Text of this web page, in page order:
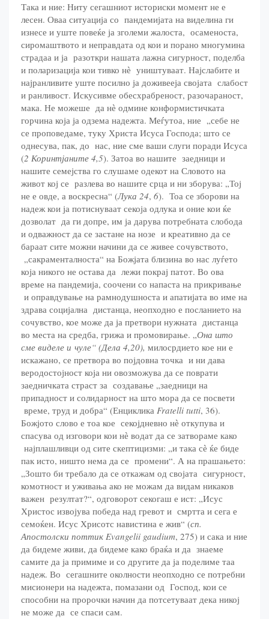
Така и ние: Ниту сегашниот историски момент не е
лесен. Оваа ситуација со пандемијата на виделина ги
изнесе и уште повеќе ја зголеми жалоста, осаменоста,
сиромаштвото и неправдата од кои и порано многумина
страдаа и ја разоткри нашата лажна сигурност, поделба
и поларизација кои тивко нѐ уништуваат. Најслабите и
најранливите уште посилно ја доживееја својата слабост
и ранливост. Искусивме обесхрабреност, разочараност,
мака. Не можеше да нѐ одмине конформистичката
горчина која ја одзема надежта. Меѓутоа, ние „себе не
се проповедаме, туку Христа Исуса Господа; што се
однесува, пак, до нас, ние сме ваши слуги поради Исуса
(2 Коринтјаните 4,5). Затоа во нашите заедници и
нашите семејства го слушаме одекот на Словото на
живот кој се разлева во нашите срца и ни зборува: „Тој
не е овде, а воскресна“ (Лука 24, 6). Тоа се зборови на
надеж кои ја потиснуваат секоја одлука и оние кои ќе
дозволат да ги допре, им ја дарува потребната слобода
и одважност да се застане на нозе и креативно да се
бараат сите можни начини да се живее сочувството,
„сакраменталноста“ на Божјата близина во нас луѓето
која никого не остава да лежи покрај патот. Во ова
време на пандемија, соочени со напаста на прикривање
и оправдување на рамнодушноста и апатијата во име на
здрава социјална дистанца, неопходно е посланието на
сочувство, кое може да ја претвори нужната дистанца
во места на средба, грижа и промовирање. „Она што
сме виделе и чуле“ (Дела 4,20), милосрдието кое ни е
искажано, се претвора во појдовна точка и ни дава
веродостојност која ни овозможува да се поврати
заедничката страст за создавање „заедници на
припадност и солидарност на што мора да се посвети
време, труд и добра“ (Енциклика Fratelli tutti, 36).
Божјото слово е тоа кое секојдневно нѐ откупува и
спасува од изговори кои нѐ водат да се затвораме како
најплашливци од сите скептицизми: „и така сѐ ќе биде
пак исто, ништо нема да се промени“. А на прашањето:
„Зошто би требало да се откажам од својата сигурност,
комотност и уживања ако не можам да видам никаков
важен резултат?“, одговорот секогаш е ист: „Исус
Христос извојува победа над гревот и смртта и сега е
семоќен. Исус Хрисотс навистина е жив“ (сп.
Апостолски поттик Evangelii gaudium, 275) и сака и ние
да бидеме живи, да бидеме како браќа и да знаеме
самите да ја примиме и со другите да ја поделиме таа
надеж. Во сегашните околности неопходно се потребни
мисионери на надежта, помазани од Господ, кои се
способни на пророчки начин да потсетуваат дека никој
не може да се спаси сам.